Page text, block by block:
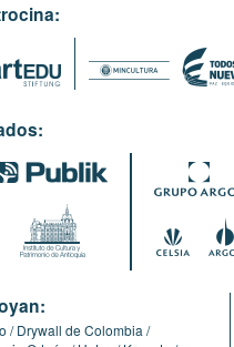
Drywall de Colombia